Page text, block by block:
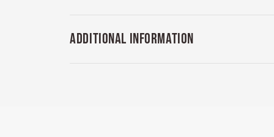
ADDITIONAL INFORMATION